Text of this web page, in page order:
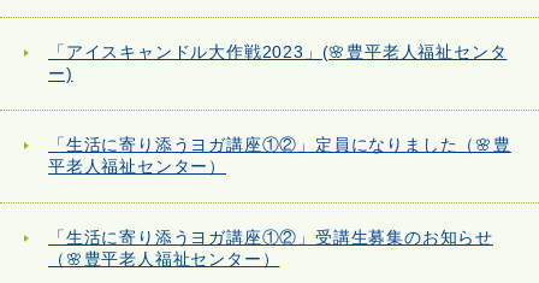
「アイスキャンドル大作戦2023」(🌸豊平老人福祉センタ
ー)
「生活に寄り添うヨガ講座①②」定員になりました（🌸豊
平老人福祉センター）
「生活に寄り添うヨガ講座①②」受講生募集のお知らせ
（🌸豊平老人福祉センター）